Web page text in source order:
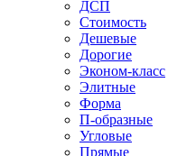
ДСП
Стоимость
Дешевые
Дорогие
Эконом-класс
Элитные
Форма
П-образные
Угловые
Прямые